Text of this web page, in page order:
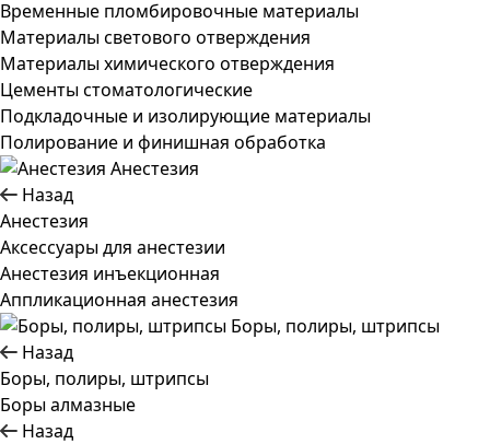
Временные пломбировочные материалы
Материалы светового отверждения
Материалы химического отверждения
Цементы стоматологические
Подкладочные и изолирующие материалы
Полирование и финишная обработка
Анестезия
Назад
Анестезия
Аксессуары для анестезии
Анестезия инъекционная
Аппликационная анестезия
Боры, полиры, штрипсы
Назад
Боры, полиры, штрипсы
Боры алмазные
Назад